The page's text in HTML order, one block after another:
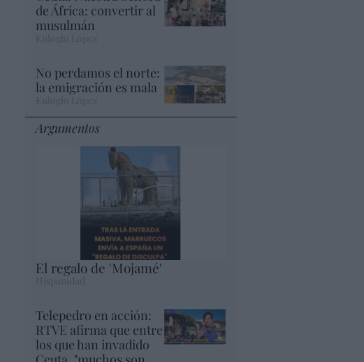
de África: convertir al
musulmán
No perdamos el norte:
la emigración es mala
Argumentos
El regalo de 'Mojamé'
Telepedro en acción:
RTVE afirma que entre
los que han invadido